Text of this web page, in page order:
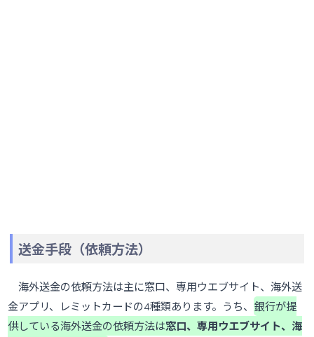
送金手段（依頼方法）
海外送金の依頼方法は主に窓口、専用ウエブサイト、海外送
金アプリ、レミットカードの4種類あります。うち、 銀行が提
供している海外送金の依頼方法は窓口、専用ウエブサイト、海